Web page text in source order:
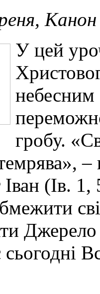
У цей
небесним
гробу.
Іван (Ів.